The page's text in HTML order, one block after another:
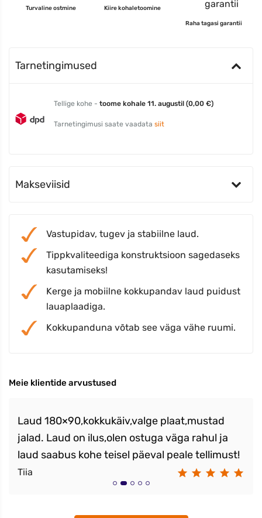
Turvaline ostmine Kiire kohaletoomine
Raha tagasi garantii
Tarnetingimused
Tellige kohe - toome kohale 11. augustil (0,00 €)
Tarnetingimusi saate vaadata siit
Makseviisid
Vastupidav, tugev ja stabiilne laud.
Tippkvaliteediga konstruktsioon sagedaseks
kasutamiseks!
Kerge ja mobiilne kokkupandav laud puidust
lauaplaadiga.
Kokkupanduna võtab see väga vähe ruumi.
Meie klientide arvustused
Laud 180×90,kokkukäiv,valge plaat,mustad
jalad. Laud on ilus,olen ostuga väga rahul ja
laud saabus kohe teisel päeval peale tellimust!
Tiia